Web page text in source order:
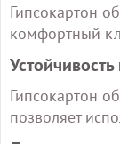
Гипсокартон
комфортный
Устойчивость
Гипсокартон
позволяет